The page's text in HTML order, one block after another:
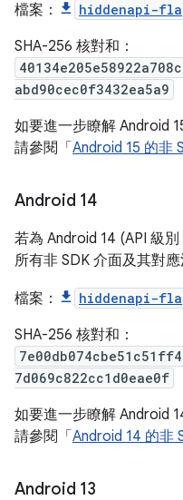
檔案： hiddenapi-
SHA-256 核對和：
abd90cec0f3432ea5a9
如要進一步瞭解 Android
請參閱「 Android 15 的非
Android 14
若為 Android 14 (API 級
所有非 SDK 介面及其對應
檔案： hiddenapi-
SHA-256 核對和：
7d069c822cc1d0eae0f
如要進一步瞭解 Android
請參閱「 Android 14 的非
Android 13